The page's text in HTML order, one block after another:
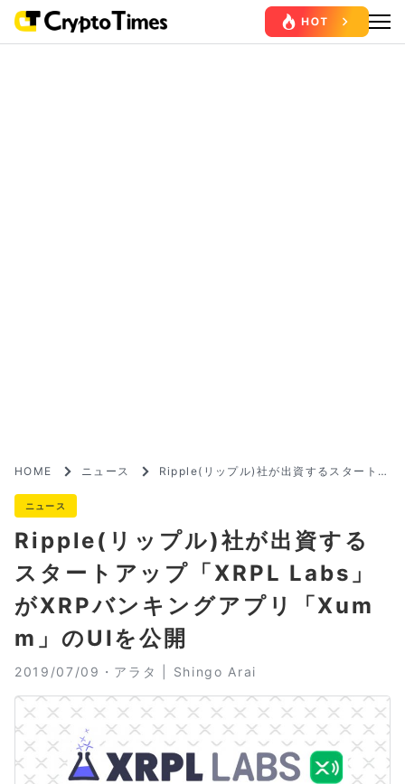
HOME ニュース
Ripple(リップル)社が出資するスタートア
ニュース
Ripple(リップル)社が出資する
スタートアップ「XRPL Labs」
がXRPバンキングアプリ「Xum
m」のUIを公開
2019/07/09・ アラタ | Shingo Arai